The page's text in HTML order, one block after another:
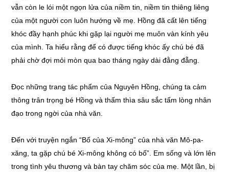
vẫn còn le lói một ngọn lửa của niềm tin, niềm tin thiêng liêng
của một người con luôn hướng về mẹ. Hồng đã cất lên tiếng
khóc đầy hạnh phúc khi gặp lại người mẹ muôn vàn kính yêu
của mình. Ta hiểu rằng để có được tiếng khóc ấy chú bé đã
phải chờ đợi mỏi mòn qua bao tháng ngày dài đằng đẵng.
Đọc những trang tác phẩm của Nguyên Hồng, chúng ta cảm
thông trân trọng bé Hồng và thấm thìa sâu sắc tấm lòng nhân
đạo trong ngời của nhà văn.
Đến với truyện ngắn “Bố của Xi-mông” của nhà văn Mô-pa-
xăng, ta gặp chú bé Xi-mông không có bố”. Em sống và lớn lên
trong tình yêu thương và bàn tay chăm sóc của mẹ. Một lần, bị